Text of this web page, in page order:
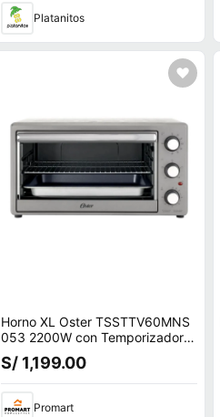
Platanitos
Horno XL Oster TSSTTV60MNS
053 2200W con Temporizador
de 120 Minutos
S/ 1,199.00
Promart